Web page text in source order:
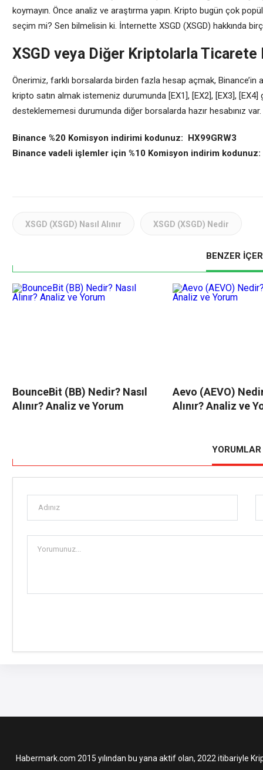
koymayın. Önce analiz ve araştırma yapın. Kripto bugün çok
seçim mi? Sen bilmelisin ki. İnternette XSGD (XSGD) hakkında
XSGD veya Diğer Kriptolarla Ticarete
Önerimiz, farklı borsalarda birden fazla hesap açmak, Binance’in
kripto satın almak istemeniz durumunda [EX1], [EX2], [EX3],
desteklememesi durumunda diğer borsalarda hazır hesabınız var.
Binance %20 Komisyon indirimi kodunuz: HX99GRW3
Binance vadeli işlemler için %10 Komisyon indirim
XSGD (XSGD) Nasıl Alınır XSGD (XSGD) Nedir
BENZER
BounceBit (BB) Nedir? Nasıl
Alınır? Analiz ve Yorum
Aevo (AEVO)
Alınır? Analiz ve
Habermark.com 2015 yılından bu yana aktif olan, 2022 itibariyle